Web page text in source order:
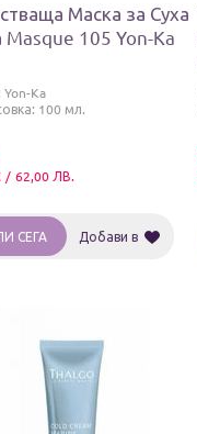
Маска за Суха
105 Yon-Ka
Yon-Ka
100 мл.
/ 62,00 ЛВ.
СЕГА Добави в